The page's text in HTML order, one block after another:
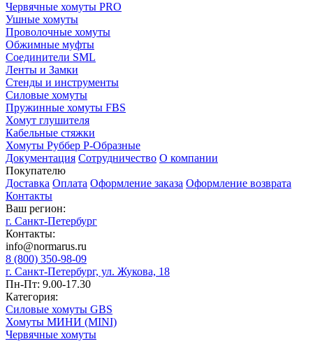
Червячные хомуты PRO
Ушные хомуты
Проволочные хомуты
Обжимные муфты
Соединители SML
Ленты и Замки
Стенды и инструменты
Силовые хомуты
Пружинные хомуты FBS
Хомут глушителя
Кабельные стяжки
Хомуты Руббер Р-Образные
Документация Сотрудничество О компании
Покупателю
Доставка Оплата Оформление заказа Оформление возврата
Контакты
Ваш регион:
г. Санкт-Петербург
Контакты:
info@normarus.ru
8 (800) 350-98-09
г. Санкт-Петербург, ул. Жукова, 18
Пн-Пт: 9.00-17.30
Категория:
Силовые хомуты GBS
Хомуты МИНИ (MINI)
Червячные хомуты